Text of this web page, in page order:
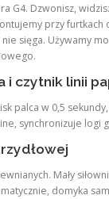
G4. Dzwonisz,
przy
sięga. Używamy
i czytnik linii
palca w 0,5
synchronizuje logi
Mały
domyka